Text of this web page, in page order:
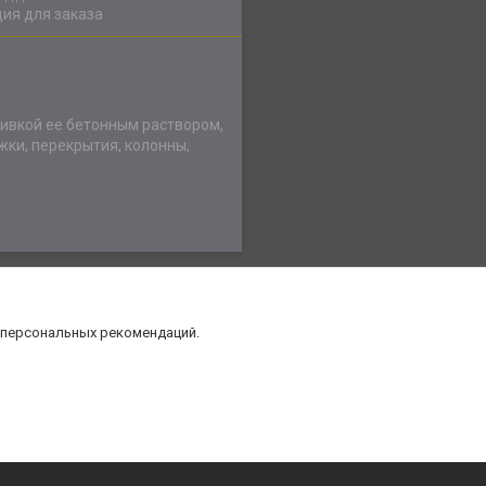
для заказа
ее бетонным раствором,
перекрытия, колонны,
рекомендаций.